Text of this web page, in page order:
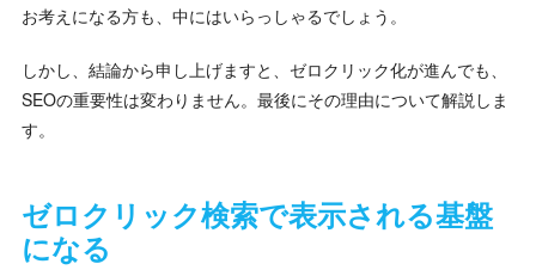
お考えになる方も、中にはいらっしゃるでしょう。
しかし、結論から申し上げますと、ゼロクリック化が進んでも、
SEOの重要性は変わりません。最後にその理由について解説しま
す。
ゼロクリック検索で表示される基盤
になる